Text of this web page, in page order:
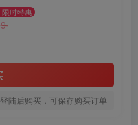
限时特惠
陆后购买，可保存购买订单